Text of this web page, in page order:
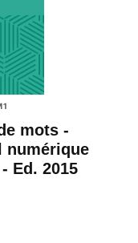
mots -
numérique
Ed. 2015